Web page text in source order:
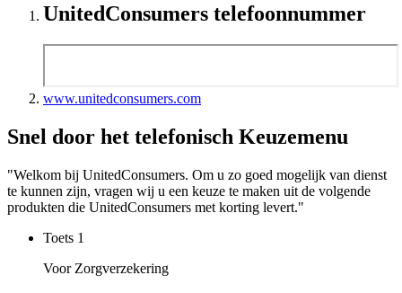
UnitedConsumers telefoonnummer
www.unitedconsumers.com
Snel door het telefonisch Keuzemenu
"Welkom bij UnitedConsumers. Om u zo goed mogelijk van dienst
te kunnen zijn, vragen wij u een keuze te maken uit de volgende
produkten die UnitedConsumers met korting levert."
Toets 1
Voor Zorgverzekering